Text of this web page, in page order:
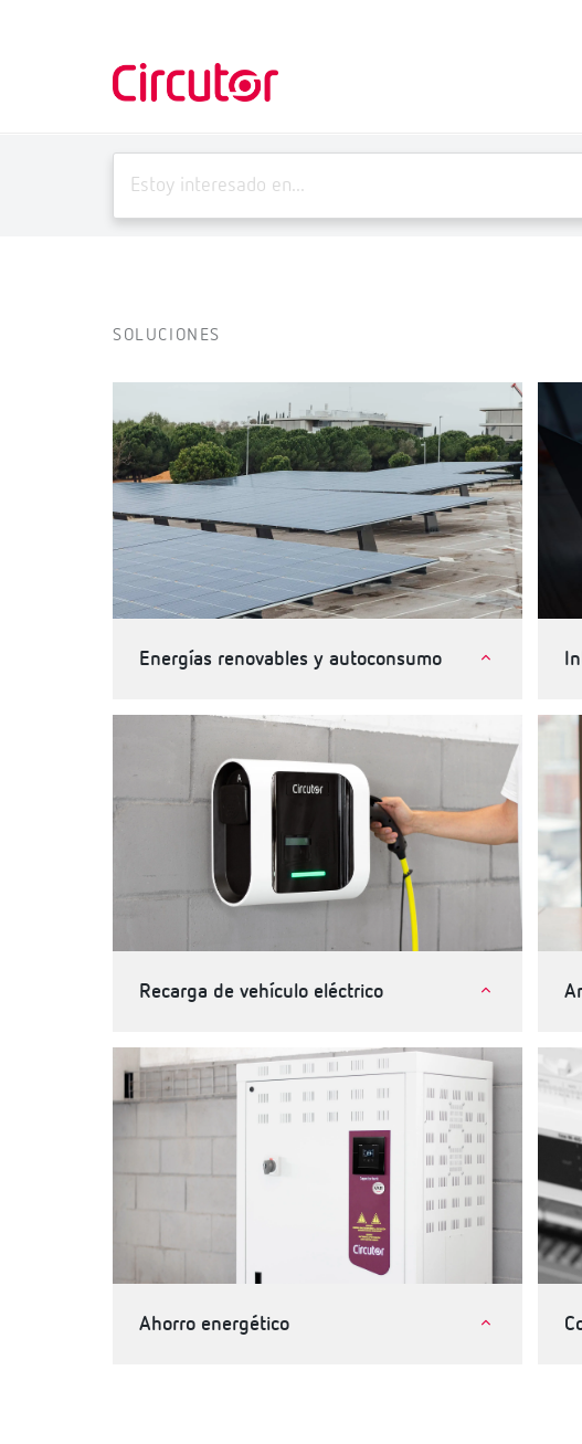
SOLUCIONES
Energías renovables y autoconsumo
Recarga de vehículo eléctrico
Movilidad eléctrica
Ahorro energético